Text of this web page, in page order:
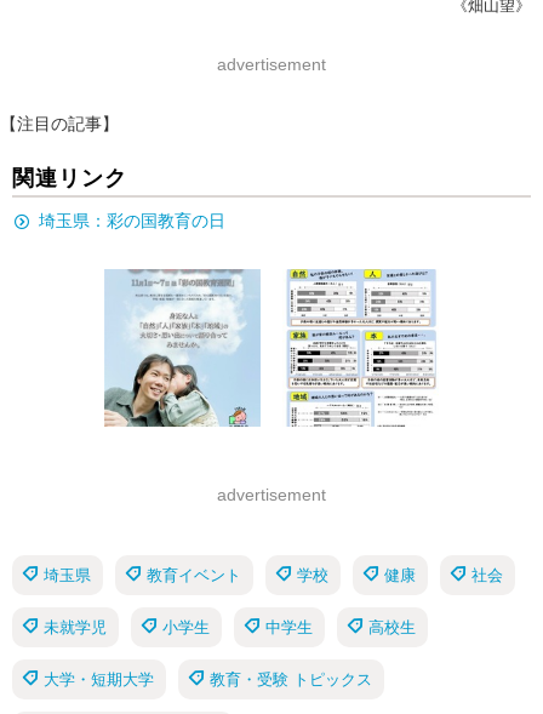
《畑山望》
advertisement
【注目の記事】
関連リンク
埼玉県：彩の国教育の日
advertisement
埼玉県 教育イベント 学校 健康 社会
未就学児 小学生 中学生 高校生
大学・短期大学 教育・受験 トピックス